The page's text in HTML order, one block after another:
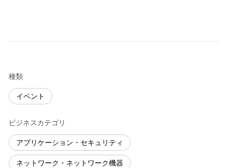
種類
イベント
ビジネスカテゴリ
アプリケーション・セキュリティ
ネットワーク・ネットワーク機器